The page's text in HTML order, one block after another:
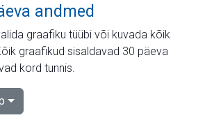
andmed
graafiku tüübi või kuvada kõik
graafikud sisaldavad 30 päeva
kord tunnis.